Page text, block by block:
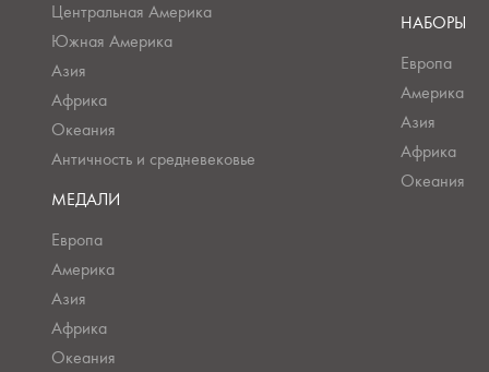
Центральная Америка
Южная Америка
Азия
Африка
Океания
Античность и средневековье
МЕДАЛИ
Европа
Америка
Азия
Африка
Океания
НАБОРЫ
Европа
Америка
Азия
Африка
Океания